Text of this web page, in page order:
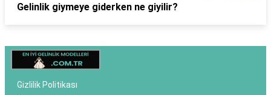
Gelinlik giymeye giderken ne giyilir?
Gizlilik Politikası